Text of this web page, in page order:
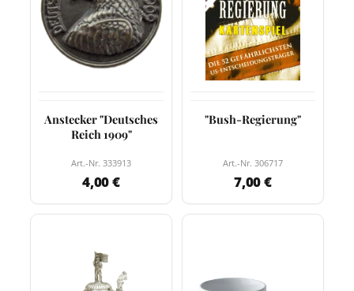
Anstecker "Deutsches
Reich 1909"
Art.-Nr. 333913
4,00 €
"Bush-Regierung"
Art.-Nr. 306717
7,00 €